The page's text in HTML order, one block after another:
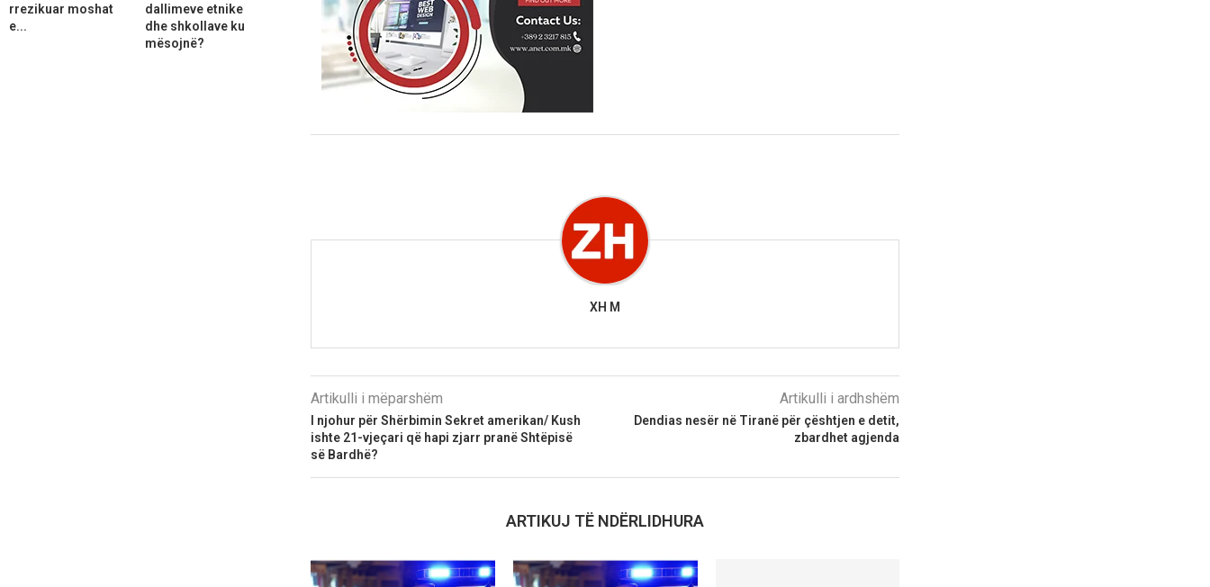
XH M
Artikulli i mëparshëm
I njohur për Shërbimin Sekret amerikan/ Kush
ishte 21-vjeçari që hapi zjarr pranë Shtëpisë
së Bardhë?
Artikulli i ardhshëm
Dendias nesër në Tiranë për çështjen e detit,
zbardhet agjenda
ARTIKUJ TË NDËRLIDHURA
rrezikuar moshat
e...
dallimeve etnike
dhe shkollave ku
mësojnë?